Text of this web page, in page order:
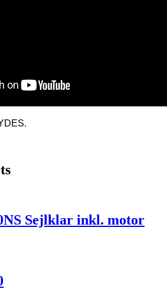
Sejlklar inkl. motor